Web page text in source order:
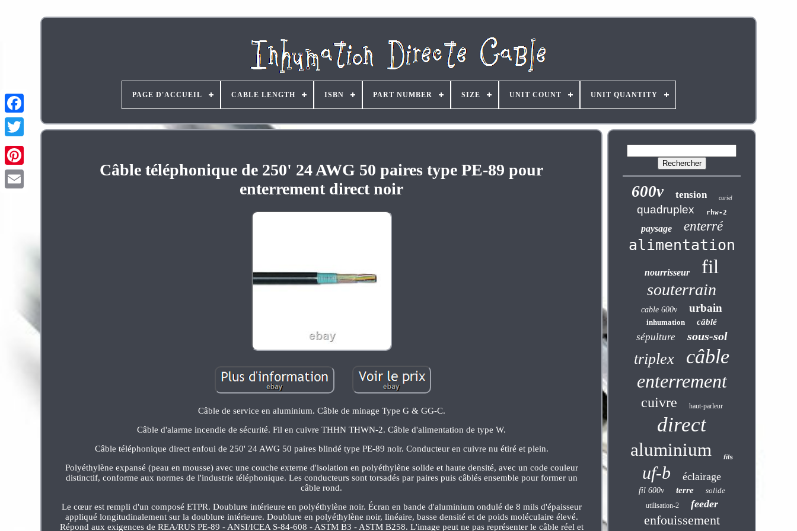
Pinterest
PAGE D'ACCUEIL CABLE LENGTH ISBN PART NUMBER SIZE UNIT COUNT UNIT QUANTITY
Câble téléphonique de 250' 24 AWG 50 paires type PE-89 pour
enterrement direct noir
Câble de service en aluminium. Câble de minage Type G & GG-C.
Câble d'alarme incendie de sécurité. Fil en cuivre THHN THWN-2. Câble d'alimentation de type W.
Câble téléphonique direct enfoui de 250' 24 AWG 50 paires blindé type PE-89 noir. Conducteur en cuivre nu étiré et plein.
Polyéthylène expansé (peau en mousse) avec une couche externe d'isolation en polyéthylène solide et haute densité, avec un code couleur
distinctif, conforme aux normes de l'industrie téléphonique. Les conducteurs sont torsadés par paires puis câblés ensemble pour former un
câble rond.
Le cœur est rempli d'un composé ETPR. Doublure intérieure en polyéthylène noir. Écran en bande d'aluminium ondulé de 8 mils d'épaisseur
appliqué longitudinalement sur la doublure intérieure. Doublure en polyéthylène noir, linéaire, basse densité et de poids moléculaire élevé.
Répond aux exigences de REA/RUS PE-89 - ANSI/ICEA S-84-608 - ASTM B3 - ASTM B258. L'image peut ne pas représenter le câble réel et
600v tension curiel
quadruplex rhw-2
paysage enterré
alimentation
nourrisseur fil
souterrain
cable 600v urbain
inhumation câblé
sépulture sous-sol
triplex câble
enterrement
cuivre haut-parleur
direct
aluminium fils
uf-b éclairage
fil 600v terre solide
utilisation-2 feeder
enfouissement